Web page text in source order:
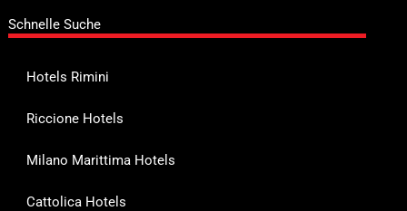
Schnelle Suche
Hotels Rimini
Riccione Hotels
Milano Marittima Hotels
Cattolica Hotels